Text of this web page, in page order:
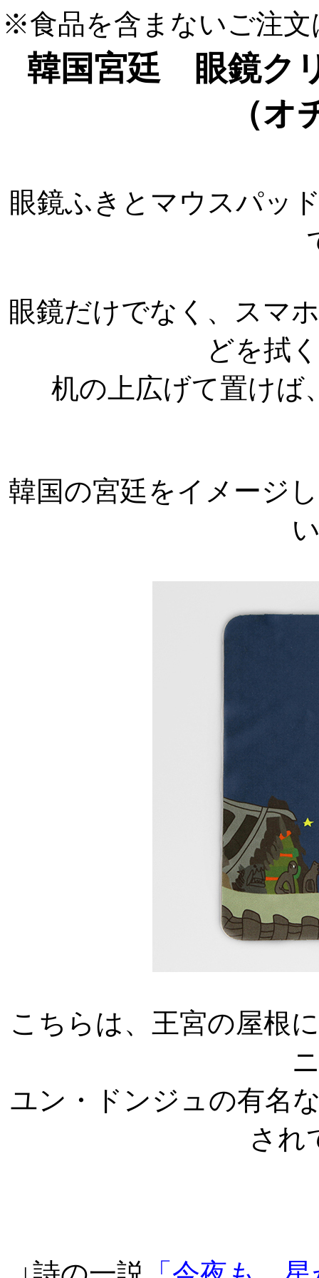
※食品を含まないご注文
韓国宮廷 眼鏡ク
（オ
眼鏡ふきとマウスパッ
眼鏡だけでなく、スマ
どを拭
机の上広げて置けば
韓国の宮廷をイメージ
こちらは、王宮の屋根
ユン・ドンジュの有名
され